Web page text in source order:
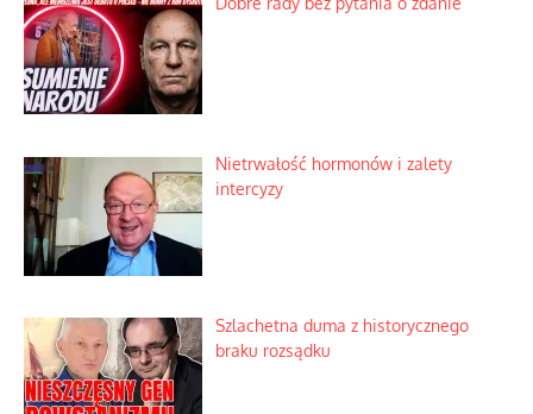
Nietrwałość hormonów i zalety
intercyzy
Szlachetna duma z historycznego
braku rozsądku